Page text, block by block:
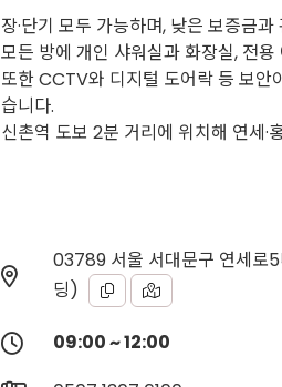
장·단기 모두 가능하며, 낮은 보증금
모든 방에 개인 샤워실과 화장실, 전
또한 CCTV와 디지털 도어락 등 보안
습니다.
신촌역 도보 2분 거리에 위치해 연세·
03789 서울 서대문구 연세로
딩)
09:00 ~ 12:00